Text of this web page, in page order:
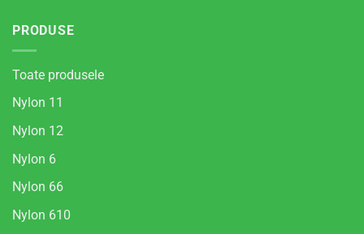
PRODUSE
Toate produsele
Nylon 11
Nylon 12
Nylon 6
Nylon 66
Nylon 610